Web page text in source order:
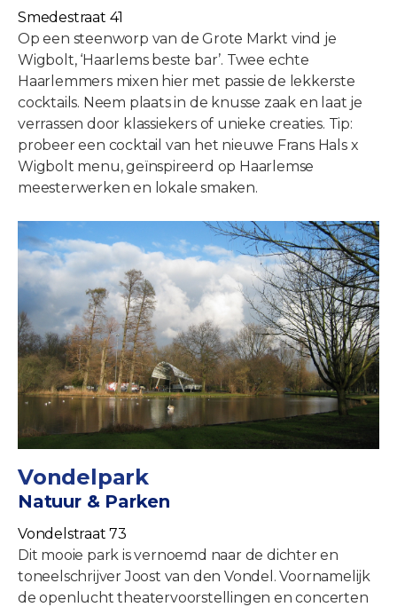
Smedestraat 41
Op een steenworp van de Grote Markt vind je
Wigbolt, ‘Haarlems beste bar’. Twee echte
Haarlemmers mixen hier met passie de lekkerste
cocktails. Neem plaats in de knusse zaak en laat je
verrassen door klassiekers of unieke creaties. Tip:
probeer een cocktail van het nieuwe Frans Hals x
Wigbolt menu, geïnspireerd op Haarlemse
meesterwerken en lokale smaken.
Vondelpark
Natuur & Parken
Vondelstraat 73
Dit mooie park is vernoemd naar de dichter en
toneelschrijver Joost van den Vondel. Voornamelijk
de openlucht theatervoorstellingen en concerten